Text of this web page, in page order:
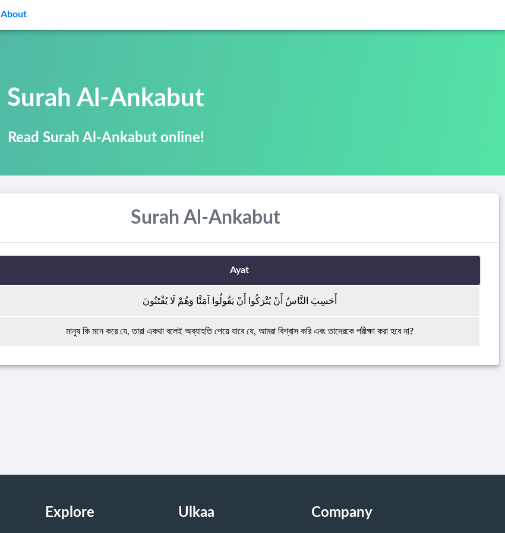
About
Surah Al-Ankabut
Read Surah Al-Ankabut online!
Surah Al-Ankabut
Ayat
أَحَسِبَ النَّاسُ أَنْ يُتْرَكُوا أَنْ يَقُولُوا آمَنَّا وَهُمْ لَا يُفْتَنُونَ
মানুষ কি মনে করে যে, তারা একথা বলেই অব্যাহতি পেয়ে যাবে যে, আমরা বিশ্বাস করি এবং তাদেরকে পরীক্ষা করা হবে না?
Explore Ulkaa Company